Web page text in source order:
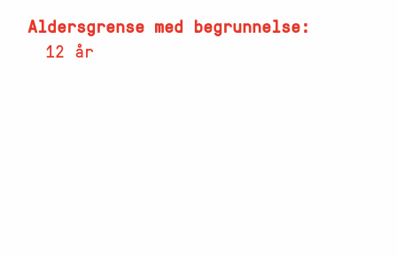
Aldersgrense med begrunnelse
12 år